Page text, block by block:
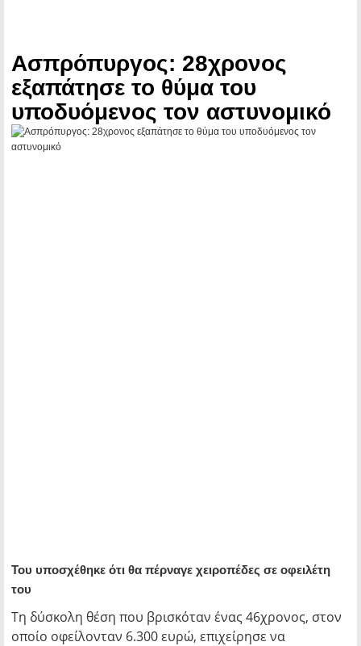
Ασπρόπυργος: 28χρονος
εξαπάτησε το θύμα του
υποδυόμενος τον αστυνομικό
Του υποσχέθηκε ότι θα πέρναγε χειροπέδες σε οφειλέτη
του
Τη δύσκολη θέση που βρισκόταν ένας 46χρονος, στον
οποίο οφείλονταν 6.300 ευρώ, επιχείρησε να